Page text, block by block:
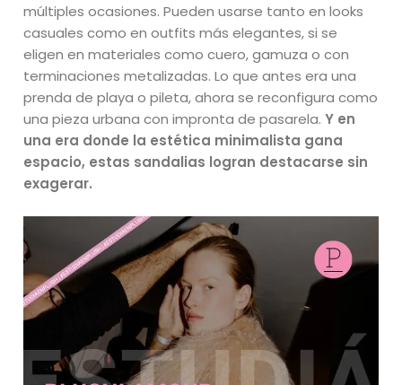
múltiples ocasiones. Pueden usarse tanto en looks
casuales como en outfits más elegantes, si se
eligen en materiales como cuero, gamuza o con
terminaciones metalizadas. Lo que antes era una
prenda de playa o pileta, ahora se reconfigura como
una pieza urbana con impronta de pasarela.Y en
una era donde la estética minimalista gana
espacio, estas sandalias logran destacarse sin
exagerar.